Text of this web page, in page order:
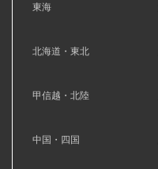
東海
北海道・東北
甲信越・北陸
中国・四国